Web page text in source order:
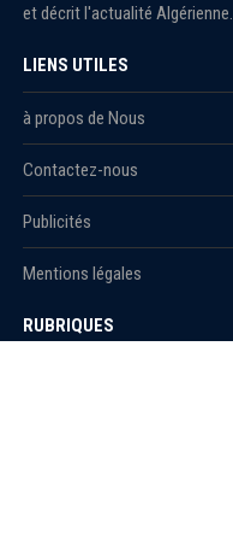
et décrit l'actualité Algérienne.
LIENS UTILES
à propos de Nous
Contactez-nous
Publicités
Mentions légales
RUBRIQUES